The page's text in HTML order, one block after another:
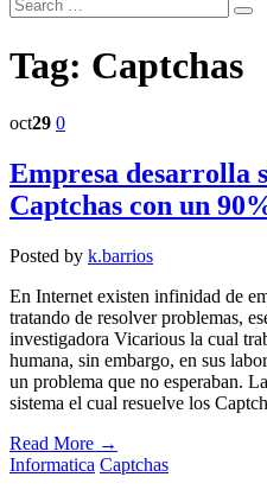
Tag: Captchas
oct29 0
Empresa desarrolla
Captchas con un
Posted by k.barrios
En Internet existen infinidad de
tratando de resolver problemas,
investigadora Vicarious la cual
humana, sin embargo, en sus
un problema que no esperaban.
sistema el cual resuelve los
Read More →
Informatica Captchas